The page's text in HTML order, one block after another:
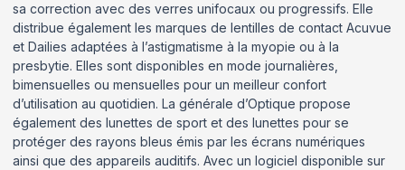
sa correction avec des verres unifocaux ou progressifs. Elle
distribue également les marques de lentilles de contact Acuvue
et Dailies adaptées à l’astigmatisme à la myopie ou à la
presbytie. Elles sont disponibles en mode journalières,
bimensuelles ou mensuelles pour un meilleur confort
d’utilisation au quotidien. La générale d’Optique propose
également des lunettes de sport et des lunettes pour se
protéger des rayons bleus émis par les écrans numériques
ainsi que des appareils auditifs. Avec un logiciel disponible sur